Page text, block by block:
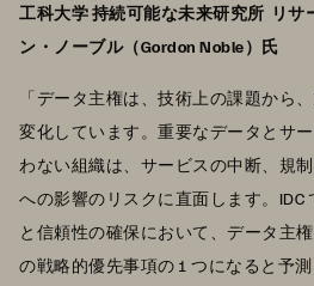
工科大学 持続可能な未来研究所 リサ
ン・ノーブル（Gordon Noble）氏
「データ主権は、技術上の課題から
変化しています。重要なデータとサ
わない組織は、サービスの中断、規
への影響のリスクに直面します。IDC
と信頼性の確保において、データ主
の戦略的優先事項の 1 つになると予